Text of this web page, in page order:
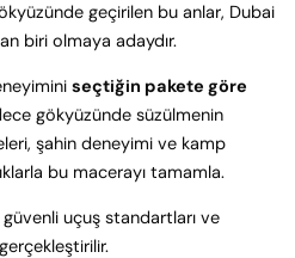
geçirilen bu anlar, Dubai
biri olmaya adaydır.
seçtiğin pakete göre
gökyüzünde süzülmenin
şahin deneyimi ve kamp
bu macerayı tamamla.
uçuş standartları ve